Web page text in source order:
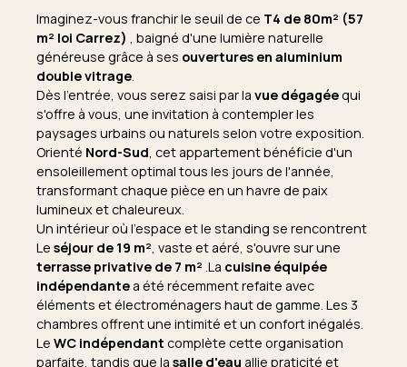
Imaginez-vous franchir le seuil de ce T4 de 80m² (57
m² loi Carrez)
, baigné d'une lumière naturelle
généreuse grâce à ses ouvertures en aluminium
double vitrage
Dès l'entrée, vous serez saisi par la vue dégagéequi
s'offre à vous, une invitation à contempler les
paysages urbains ou naturels selon votre exposition.
Orienté Nord-Sud , cet appartement bénéficie d'un
ensoleillement optimal tous les jours de l'année,
transformant chaque pièce en un havre de paix
lumineux et chaleureux.
Un intérieur où l'espace et le standing se rencontrent
Le séjour de 19 m² , vaste et aéré, s'ouvre sur une
terrasse privative de 7 m² .La cuisine équipée
indépendante a été récemment refaite avec
éléments et électroménagers haut de gamme. Les 3
chambres offrent une intimité et un confort inégalés.
Le WC indépendant complète cette organisation
parfaite, tandis que la salle d'eau allie praticité et